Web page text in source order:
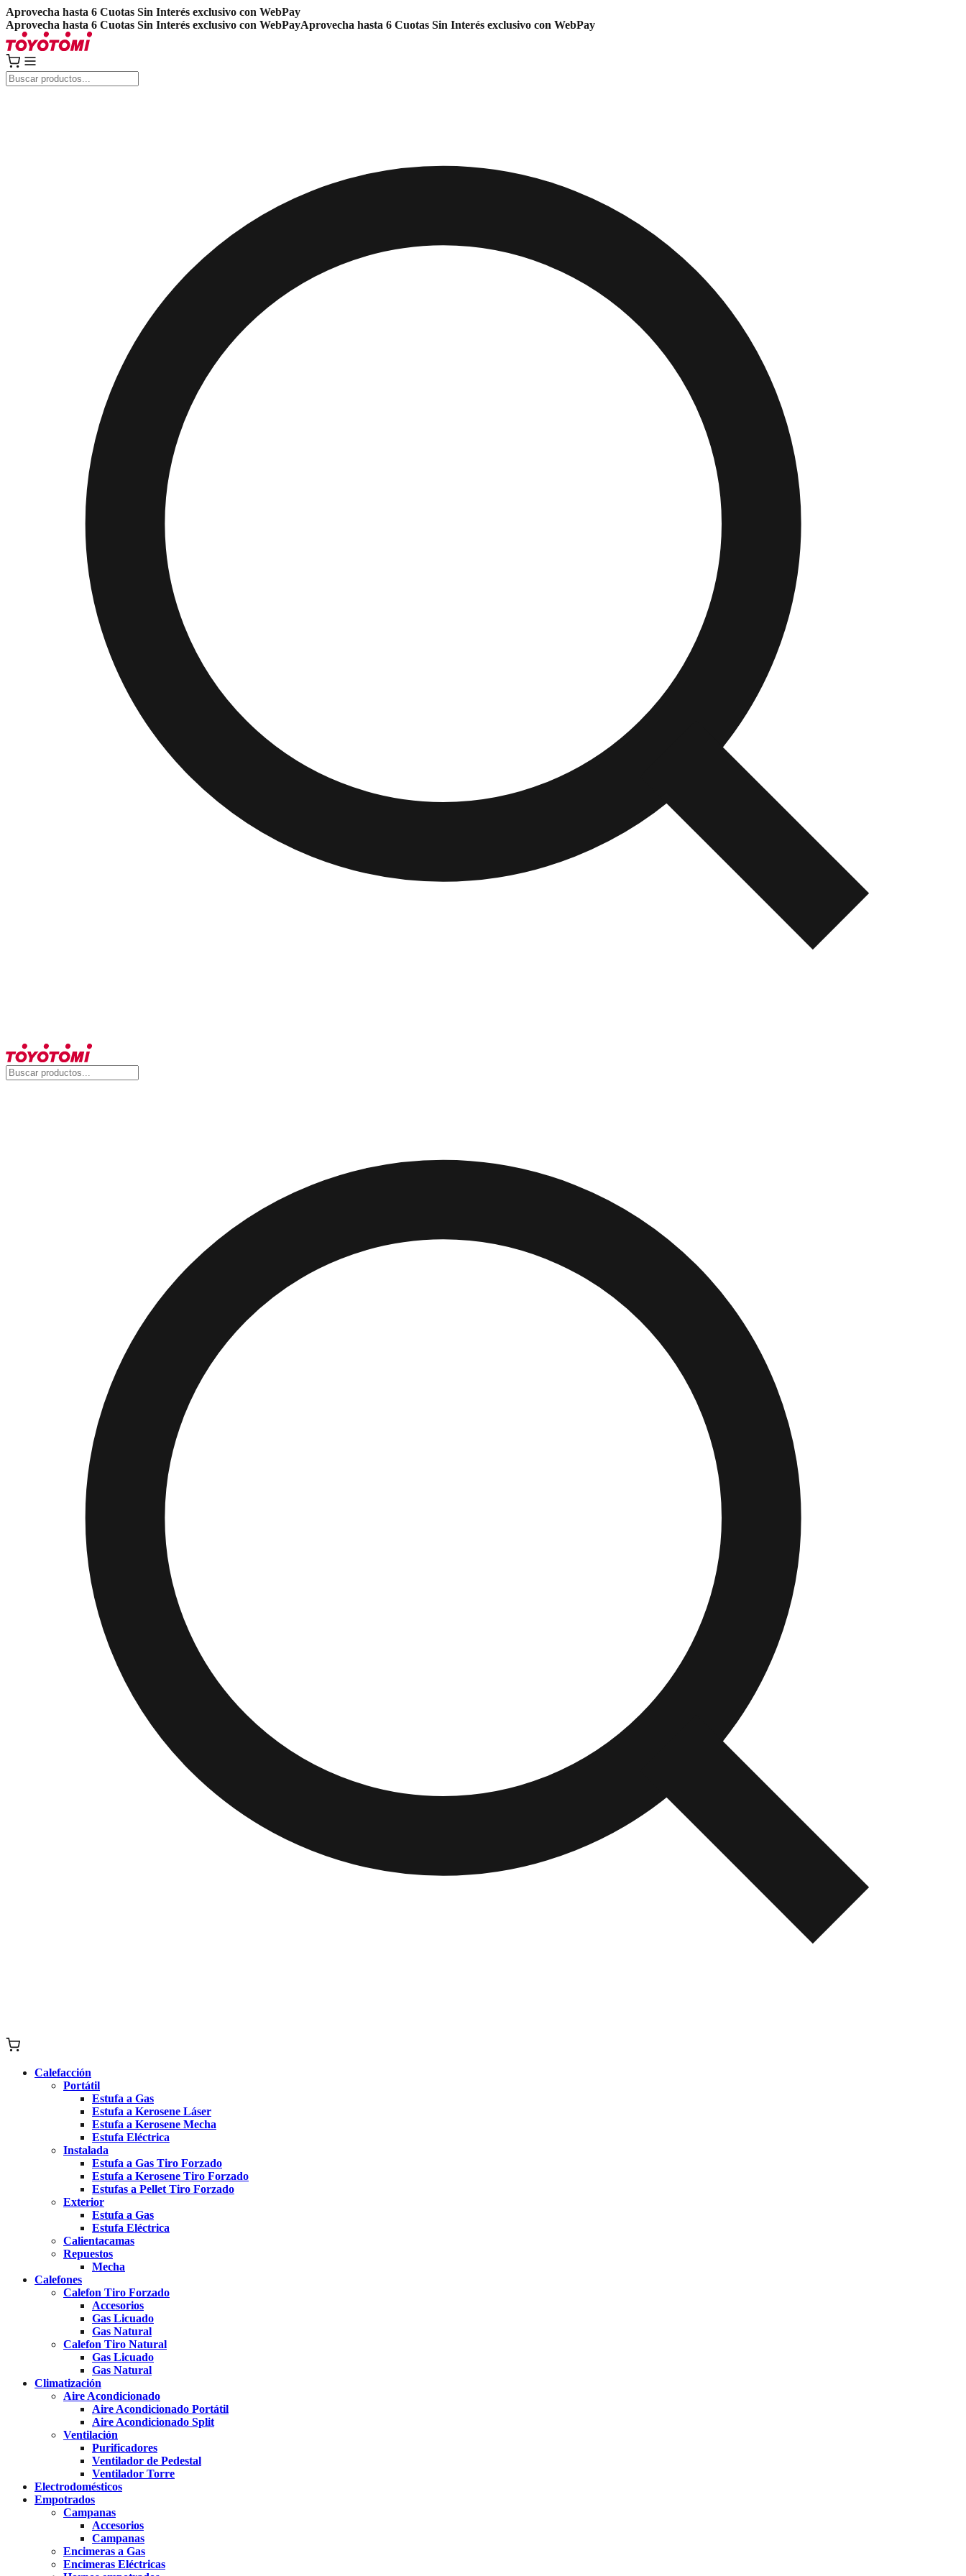
Aprovecha hasta 6 Cuotas Sin Interés exclusivo con WebPay
Aprovecha hasta 6 Cuotas Sin Interés exclusivo con WebPayAprovecha hasta 6 Cuotas Sin Interés exclusivo con WebPay
Calefacción
Portátil
Estufa a Gas
Estufa a Kerosene Láser
Estufa a Kerosene Mecha
Estufa Eléctrica
Instalada
Estufa a Gas Tiro Forzado
Estufa a Kerosene Tiro Forzado
Estufas a Pellet Tiro Forzado
Exterior
Estufa a Gas
Estufa Eléctrica
Calientacamas
Repuestos
Mecha
Calefones
Calefon Tiro Forzado
Accesorios
Gas Licuado
Gas Natural
Calefon Tiro Natural
Gas Licuado
Gas Natural
Climatización
Aire Acondicionado
Aire Acondicionado Portátil
Aire Acondicionado Split
Ventilación
Purificadores
Ventilador de Pedestal
Ventilador Torre
Electrodomésticos
Empotrados
Campanas
Accesorios
Campanas
Encimeras a Gas
Encimeras Eléctricas